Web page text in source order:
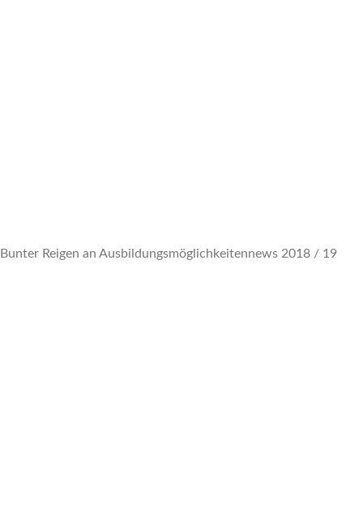
Bunter Reigen an Ausbildungsmöglichkeitennews 2018 / 19